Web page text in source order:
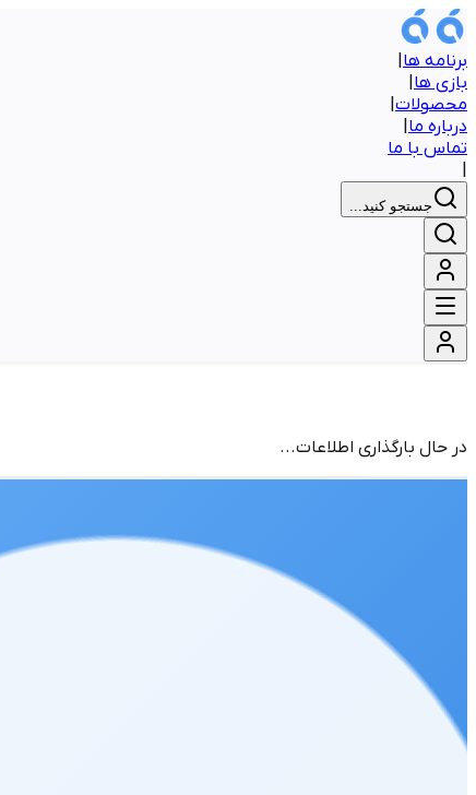
برنامه ها
بازی ها
محصولات
درباره ما
تماس با ما
جستجو کنید...
در حال بارگذاری اطلاعات...